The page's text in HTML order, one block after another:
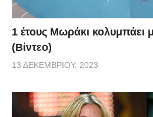
1 έτους Μωράκι κολυμπάει
(Βίντεο)
13 ΔΕΚΕΜΒΡΊΟΥ, 2023